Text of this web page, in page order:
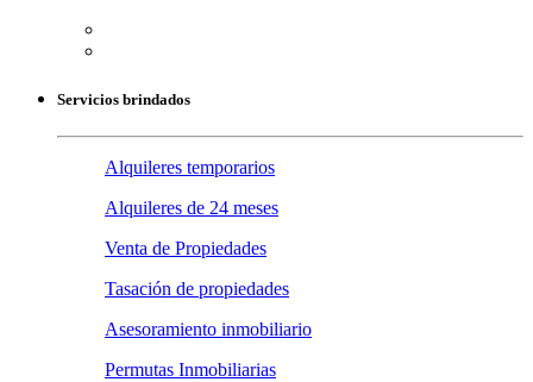
Servicios brindados
Alquileres temporarios
Alquileres de 24 meses
Venta de Propiedades
Tasación de propiedades
Asesoramiento inmobiliario
Permutas Inmobiliarias